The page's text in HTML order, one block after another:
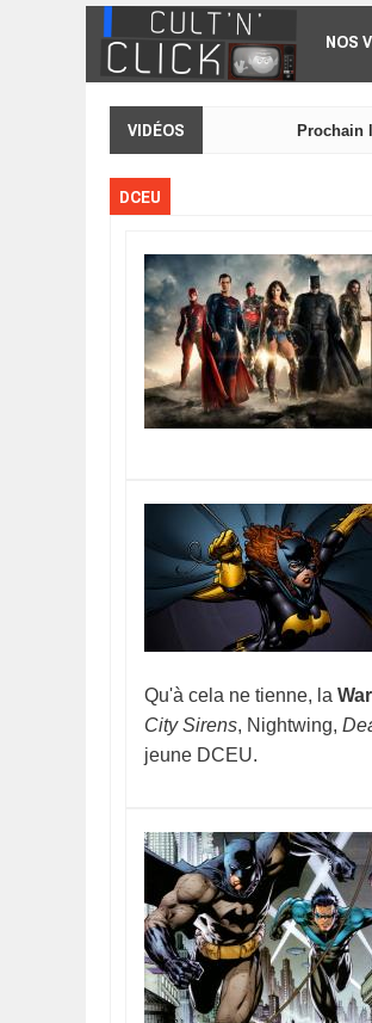
Aller au contenu principal
NOS
VIDÉOS Prochain
DCEU
Qu'à cela ne tienne, la
City Sirens, Nightwing,
jeune DCEU.